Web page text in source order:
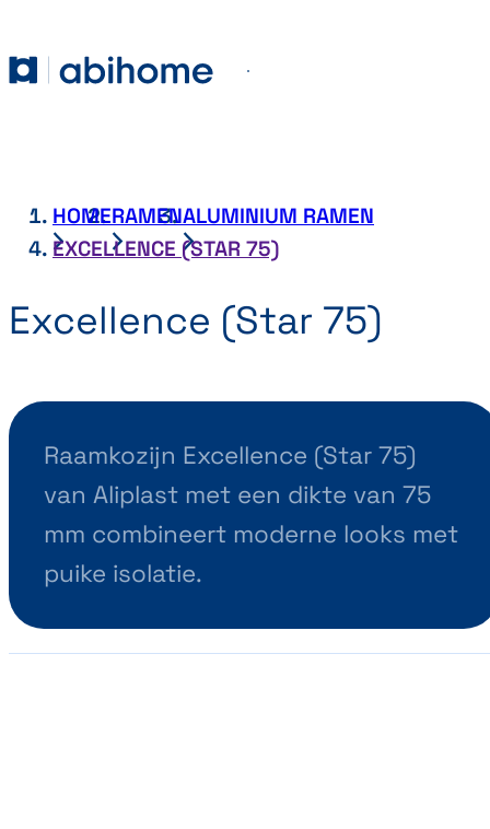
Abihome
HOMERAMENALUMINIUM RAMEN
EXCELLENCE (STAR 75)
Excellence (Star 75)
Raamkozijn Excellence (Star 75)
van Aliplast met een dikte van 75
mm combineert moderne looks met
puike isolatie.